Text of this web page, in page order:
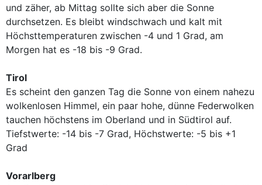
und zäher, ab Mittag sollte sich aber die Sonne
durchsetzen. Es bleibt windschwach und kalt mit
Höchsttemperaturen zwischen -4 und 1 Grad, am
Morgen hat es -18 bis -9 Grad.
Tirol
Es scheint den ganzen Tag die Sonne von einem nahezu
wolkenlosen Himmel, ein paar hohe, dünne Federwolken
tauchen höchstens im Oberland und in Südtirol auf.
Tiefstwerte: -14 bis -7 Grad, Höchstwerte: -5 bis +1
Grad
Vorarlberg